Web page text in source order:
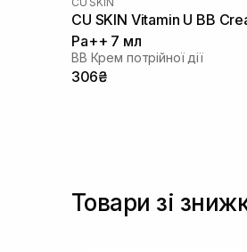
CU SKIN Vitamin U BB
Pa++ 7 мл
BB Крем потрійної дії
306₴
Товари зі